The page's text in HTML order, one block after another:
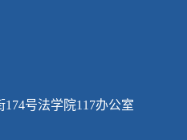
号法学院117办公室